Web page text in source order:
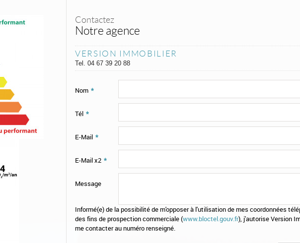
Contactez
Notre agence
VERSION IMMOBILIER
Tel. 04 67 39 20 88
Nom *
Tél *
E-Mail *
E-Mail x2 *
Message
Informé(e) de la possibilité de m'opposer à l'utilisation de mes coordonnées
des fins de prospection commerciale (www.bloctel.gouv.fr), j'autorise Version
me contacter au numéro renseigné.